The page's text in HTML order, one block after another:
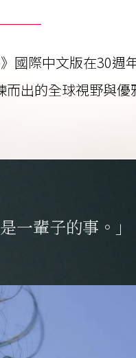
國際中文版在30
出的全球視野與優
一輩子的事。」